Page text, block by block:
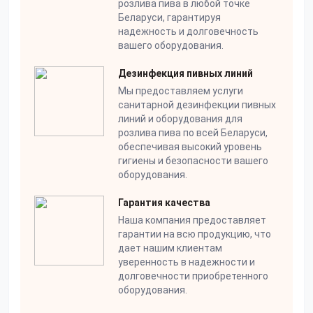
Качество и надежность: Мы работаем только с
проверенными поставщиками, что гарантирует
высокое качество продукции и долгий срок службы
Индивидуальный подход:Мы понимаем, что
каждый бизнес уникален. Наши эксперты готовы
предложить индивидуальные решения,
соответствующие вашим потребностям и бюджету.
Профессиональный монтаж и обслуживание:
Наша команда опытных специалистов обеспечит
качественный монтаж оборудования, а также
поддержания его надежной работы.
Клиентоориентированный сервис:Мы ценим
каждого клиента и готовы предоставить
высококлассный сервис с начала до конца
Выберите Beershop для успешного старта или
розлива пива в любой точке
Беларуси, гарантируя
надежность и долговечность
вашего оборудования.
Дезинфекция пивных линий
Мы предоставляем услуги
санитарной дезинфекции пивных
линий и оборудования для
розлива пива по всей Беларуси,
обеспечивая высокий уровень
гигиены и безопасности вашего
оборудования.
Гарантия качества
Наша компания предоставляет
гарантии на всю продукцию, что
дает нашим клиентам
уверенность в надежности и
долговечности приобретенного
оборудования.